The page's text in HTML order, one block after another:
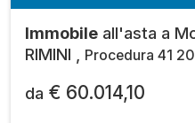
Immobile all'asta a
RIMINI ,
Procedura 41
da € 60.014,10